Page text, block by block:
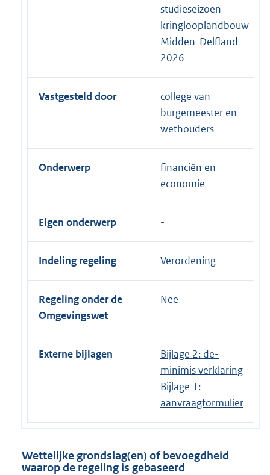
studieseizoen
kringlooplandbouw
Midden-Delfland
2026
Vastgesteld door
college van
burgemeester en
wethouders
Onderwerp
financiën en
economie
Eigen onderwerp
Indeling regeling Verordening
Regeling onder de
Omgevingswet
Nee
Externe bijlagen
Bijlage 2: de-
minimis verklaring
Bijlage 1:
aanvraagformulier
Wettelijke grondslag(en) of bevoegdheid
waarop de regeling is gebaseerd